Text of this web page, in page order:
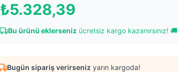
₺5.328,39
Bu ürünü eklerseniz ücretsiz kargo kazanırsınız! 🚚
Bugün sipariş verirseniz yarın kargoda!